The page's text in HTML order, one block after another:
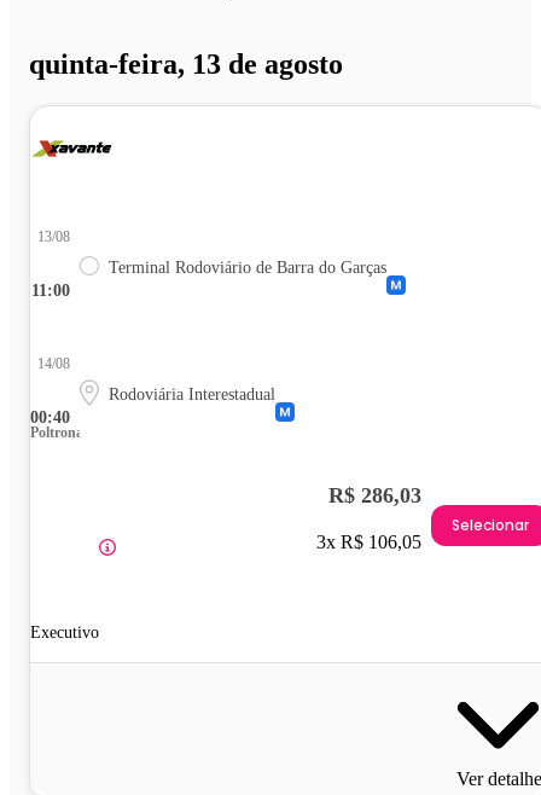
quinta-feira, 13 de agosto
11:00
13/08
Terminal Rodoviário de Barra do Garças
00:40
14/08
Rodoviária Interestadual
Poltrona
Executivo
R$ 286,03
3x R$ 106,05
Selecionar
Ver